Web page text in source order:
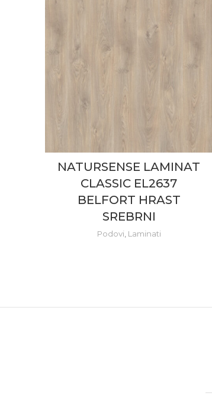
NATURSENSE LAMINAT
CLASSIC EL2637
BELFORT HRAST
SREBRNI
Podovi Laminati